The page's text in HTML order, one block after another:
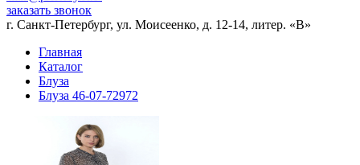
заказать звонок
г. Санкт-Петербург, ул. Моисеенко, д. 12-14, литер. «В»
Главная
Каталог
Блуза
Блуза 46-07-72972